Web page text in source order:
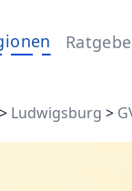
Ludwigsburg >